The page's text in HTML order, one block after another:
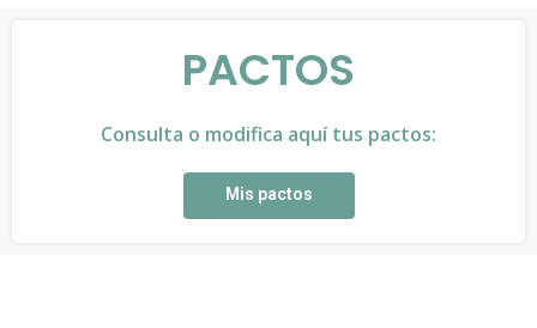
PACTOS
Consulta o modifica aquí tus pactos:
Mis pactos